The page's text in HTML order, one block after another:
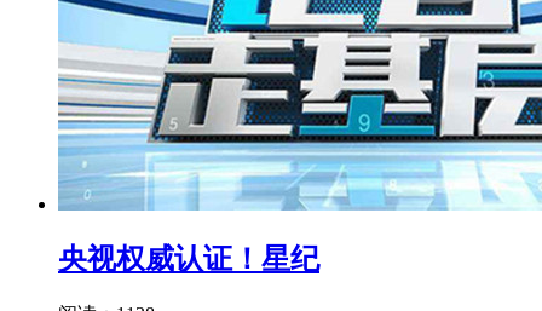
央视权威认证！星纪